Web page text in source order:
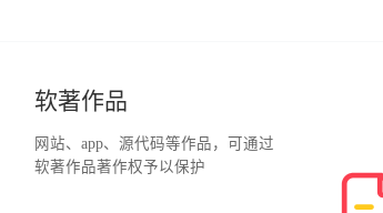
软著作品
网站、app、源代码等作品，可通过
软著作品著作权予以保护